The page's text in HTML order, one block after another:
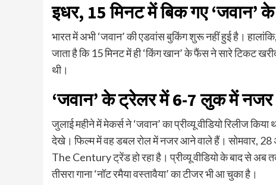
इधर, 15 मिनट में बिक गए ‘जवान’
भारत में अभी ‘जवान’ की एडवांस बुकिंग शुरू नहीं हुई है।
जाता है कि 15 मिनट में ही ‘किंग खान’ के फैंस ने सारे टिकट
थी।
‘जवान’ के ट्रेलर में 6-7 लुक में
जुलाई महीने में मेकर्स ने ‘जवान’ का प्रीव्‍यू वीडियो रिलीज
देखे। फिल्‍म में वह डबल रोल में नजर आने वाले हैं। सोमवार,
The Century ट्रेंड हो रहा है। प्रीव्‍यू वीडियो के बाद से अब
तीसरा गाना ‘नॉट रमैया वस्‍तावैया’ का टीजर भी आ चुका है।